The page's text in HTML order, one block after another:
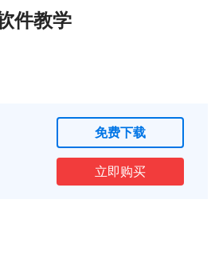
件教学
免费下载
立即购买